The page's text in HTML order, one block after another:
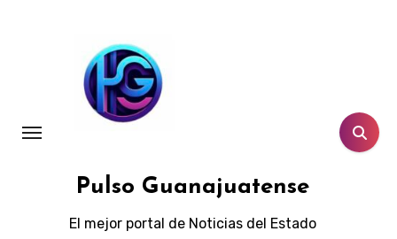
Pulso Guanajuatense
El mejor portal de Noticias del Estado